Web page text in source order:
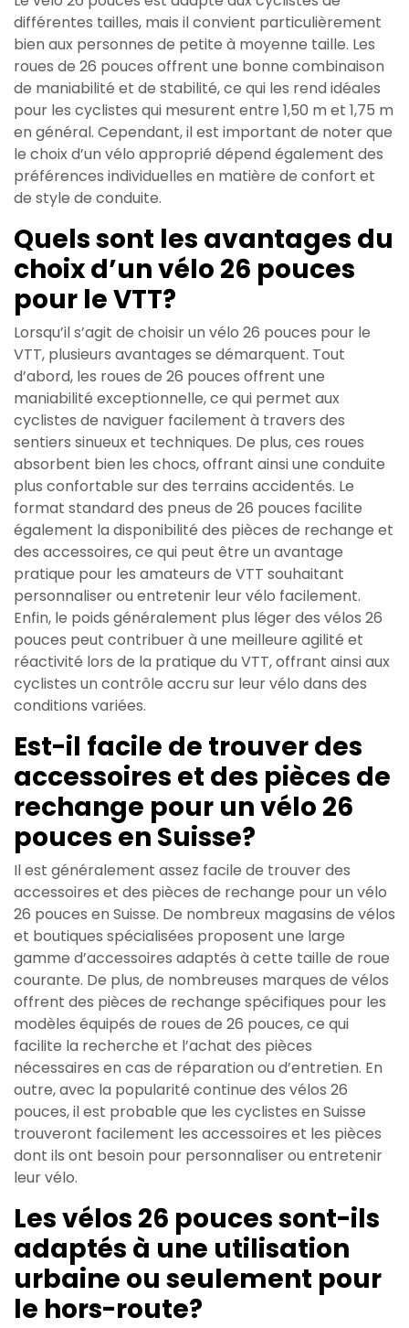
différentes tailles, mais il convient particulièrement
bien aux personnes de petite à moyenne taille. Les
roues de 26 pouces offrent une bonne combinaison
de maniabilité et de stabilité, ce qui les rend idéales
pour les cyclistes qui mesurent entre 1,50 m et 1,75 m
en général. Cependant, il est important de noter que
le choix d’un vélo approprié dépend également des
préférences individuelles en matière de confort et
de style de conduite.
Quels sont les avantages du
choix d’un vélo 26 pouces
pour le VTT?
Lorsqu’il s’agit de choisir un vélo 26 pouces pour le
VTT, plusieurs avantages se démarquent. Tout
d’abord, les roues de 26 pouces offrent une
maniabilité exceptionnelle, ce qui permet aux
cyclistes de naviguer facilement à travers des
sentiers sinueux et techniques. De plus, ces roues
absorbent bien les chocs, offrant ainsi une conduite
plus confortable sur des terrains accidentés. Le
format standard des pneus de 26 pouces facilite
également la disponibilité des pièces de rechange et
des accessoires, ce qui peut être un avantage
pratique pour les amateurs de VTT souhaitant
personnaliser ou entretenir leur vélo facilement.
Enfin, le poids généralement plus léger des vélos 26
pouces peut contribuer à une meilleure agilité et
réactivité lors de la pratique du VTT, offrant ainsi aux
cyclistes un contrôle accru sur leur vélo dans des
conditions variées.
Est-il facile de trouver des
accessoires et des pièces de
rechange pour un vélo 26
pouces en Suisse?
Il est généralement assez facile de trouver des
accessoires et des pièces de rechange pour un vélo
26 pouces en Suisse. De nombreux magasins de vélos
et boutiques spécialisées proposent une large
gamme d’accessoires adaptés à cette taille de roue
courante. De plus, de nombreuses marques de vélos
offrent des pièces de rechange spécifiques pour les
modèles équipés de roues de 26 pouces, ce qui
facilite la recherche et l’achat des pièces
nécessaires en cas de réparation ou d’entretien. En
outre, avec la popularité continue des vélos 26
pouces, il est probable que les cyclistes en Suisse
trouveront facilement les accessoires et les pièces
dont ils ont besoin pour personnaliser ou entretenir
leur vélo.
Les vélos 26 pouces sont-ils
adaptés à une utilisation
urbaine ou seulement pour
le hors-route?